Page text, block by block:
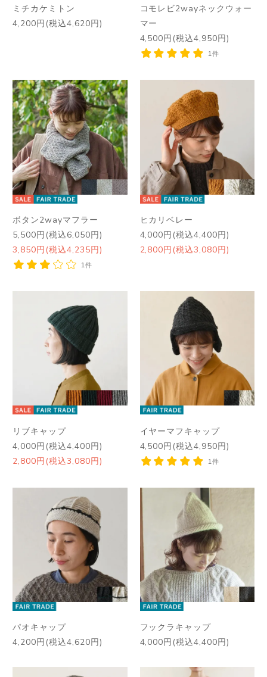
ミチカケミトン
4,200円(税込4,620円)
コモレビ2wayネックウォー
マー
4,500円(税込4,950円)
1件
ボタン2wayマフラー
5,500円(税込6,050円)
3,850円(税込4,235円)
1件
ヒカリベレー
4,000円(税込4,400円)
2,800円(税込3,080円)
リブキャップ
4,000円(税込4,400円)
2,800円(税込3,080円)
イヤーマフキャップ
4,500円(税込4,950円)
1件
パオキャップ
4,200円(税込4,620円)
フックラキャップ
4,000円(税込4,400円)